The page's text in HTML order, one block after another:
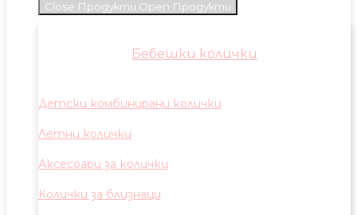
Close Продукти Open Продукти
Бебешки колички
Детски комбинирани колички
Летни колички
Аксесоари за колички
Колички за близнаци